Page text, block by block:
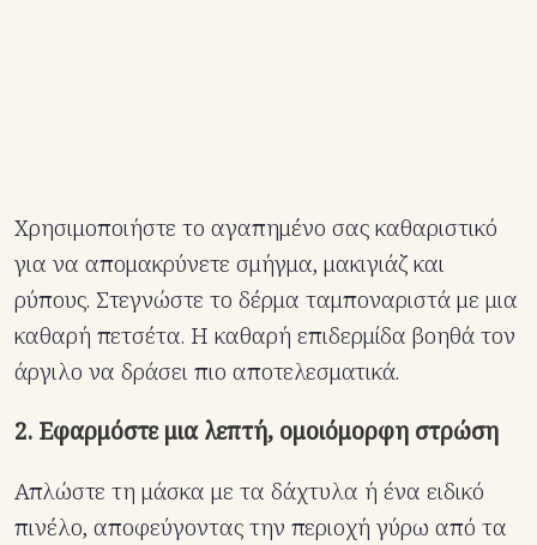
Χρησιμοποιήστε το αγαπημένο σας καθαριστικό
για να απομακρύνετε σμήγμα, μακιγιάζ και
ρύπους. Στεγνώστε το δέρμα ταμποναριστά με μια
καθαρή πετσέτα. Η καθαρή επιδερμίδα βοηθά τον
άργιλο να δράσει πιο αποτελεσματικά.
2. Εφαρμόστε μια λεπτή, ομοιόμορφη στρώση
Απλώστε τη μάσκα με τα δάχτυλα ή ένα ειδικό
πινέλο, αποφεύγοντας την περιοχή γύρω από τα